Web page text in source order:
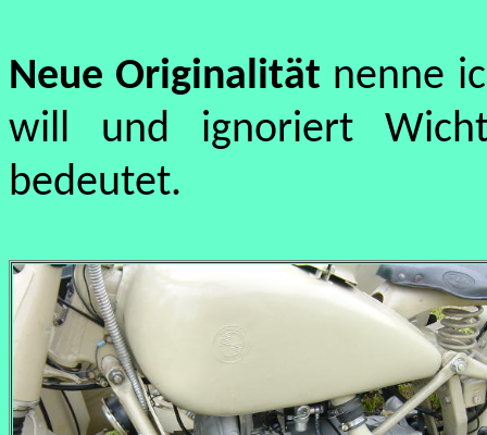
Neue Originalität nenne
will und ignoriert
bedeutet.